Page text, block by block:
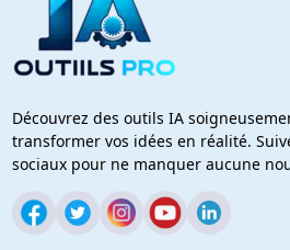
Découvrez des outils IA
transformer vos idées en réalité.
sociaux pour ne manquer aucune